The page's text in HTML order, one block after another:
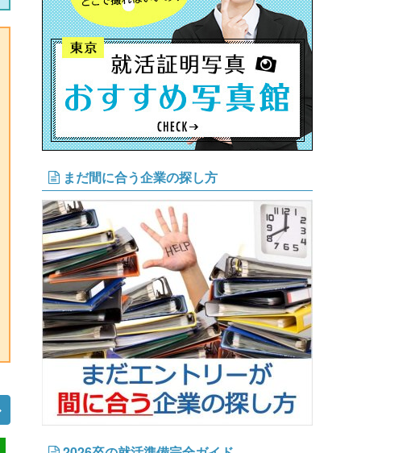
まだ間に合う企業の探し方